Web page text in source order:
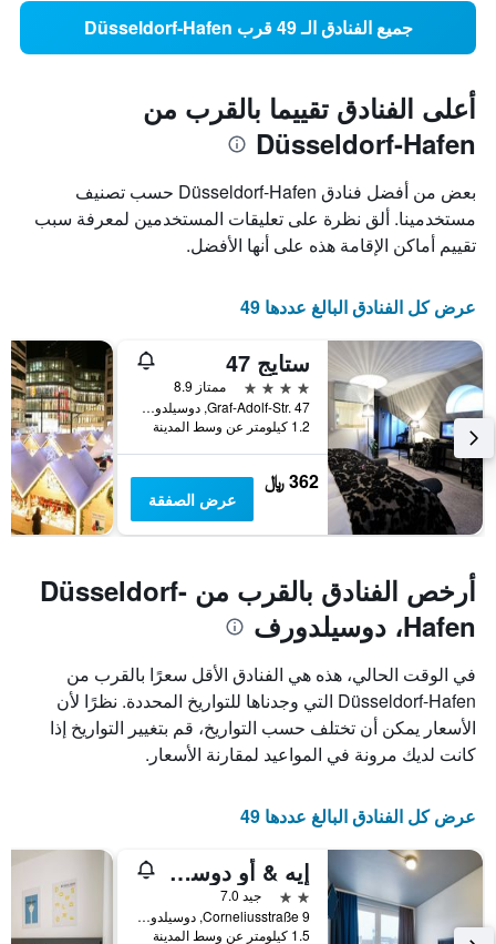
جميع الفنادق الـ 49 قرب Düsseldorf-Hafen
أعلى الفنادق تقييما بالقرب من
Düsseldorf-Hafen
بعض من أفضل فنادق Düsseldorf-Hafen حسب تصنيف
مستخدمينا. ألق نظرة على تعليقات المستخدمين لمعرفة سبب
تقييم أماكن الإقامة هذه على أنها الأفضل.
عرض كل الفنادق البالغ عددها 49
ستايج 47
4 نجوم
ممتاز 8.9
Graf-Adolf-Str. 47, دوسيلدورف, ولاية شمال الراين وستفاليا, ألمانيا
1.2 كيلومتر عن وسط المدينة
362 ﷼
عرض الصفقة
أرخص الفنادق بالقرب من Düsseldorf-
Hafen، دوسيلدورف
في الوقت الحالي، هذه هي الفنادق الأقل سعرًا بالقرب من
Düsseldorf-Hafen التي وجدناها للتواريخ المحددة. نظرًا لأن
الأسعار يمكن أن تختلف حسب التواريخ، قم بتغيير التواريخ إذا
كانت لديك مرونة في المواعيد لمقارنة الأسعار.
عرض كل الفنادق البالغ عددها 49
إيه & أو دوسلدورف هاوبتبانهوف
2 نجمتين
جيد 7.0
Corneliusstraße 9, دوسيلدورف, ولاية شمال الراين وستفاليا, ألمانيا
1.5 كيلومتر عن وسط المدينة